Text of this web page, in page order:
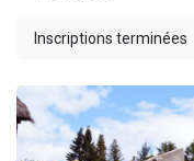
Inscriptions terminées